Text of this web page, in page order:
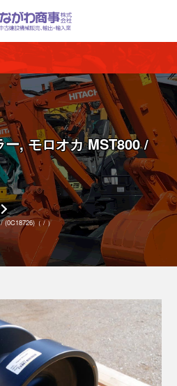
, モロオカ MST800 /
(0C18726)（ / ）